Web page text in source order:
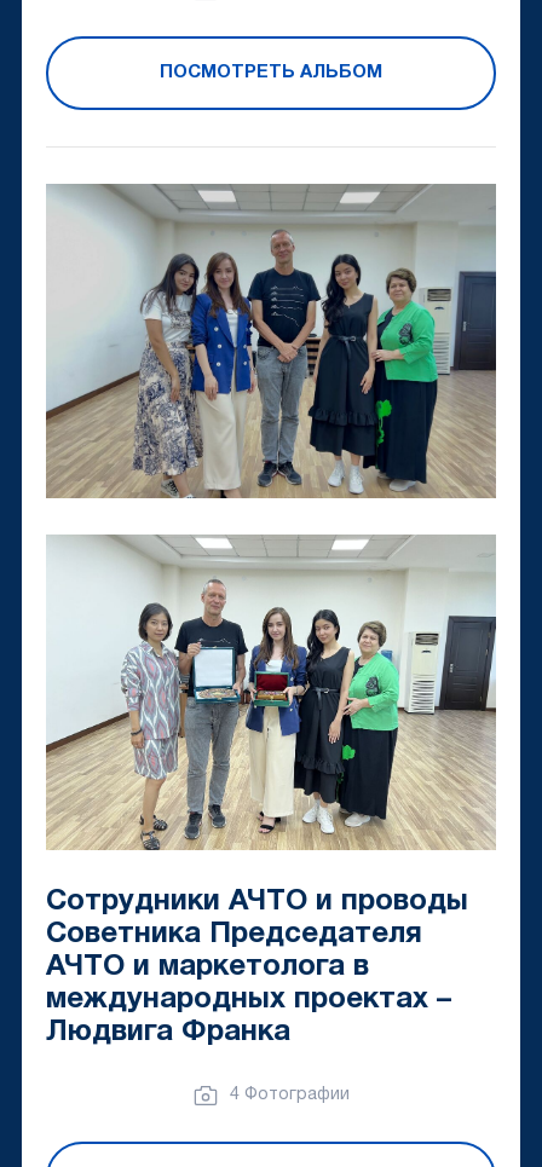
ПОСМОТРЕТЬ АЛЬБОМ
Сотрудники АЧТО и проводы
Советника Председателя
АЧТО и маркетолога в
международных проектах –
Людвига Франка
4 Фотографии